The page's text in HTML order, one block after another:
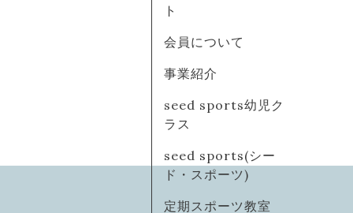
ト
会員について
事業紹介
seed sports幼児ク
ラス
seed sports(シー
ド・スポーツ)
定期スポーツ教室